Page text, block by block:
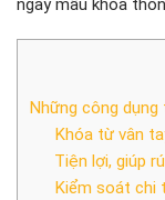
Những công
Khóa từ vân
Tiện lợi, giúp
Kiểm soát chi